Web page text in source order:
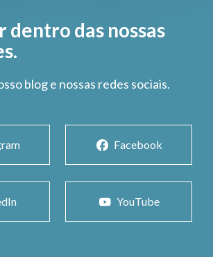
dentro das nossas
blog e nossas redes sociais.
Facebook
YouTube